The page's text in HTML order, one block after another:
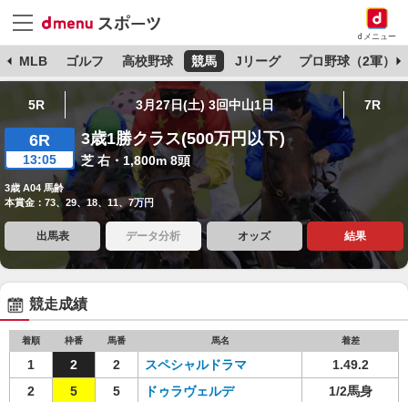
dメニュー
MLB ゴルフ 高校野球 競馬 Jリーグ プロ野球（2軍）
5R 3月27日(土) 3回中山1日 7R
6R
13:05
3歳1勝クラス(500万円以下)
芝 右・1,800m 8頭
3歳 A04 馬齢
本賞金：73、29、18、11、7万円
出馬表 データ分析 オッズ 結果
競走成績
着順 枠番 馬番 馬名 着差
1 2 2 スペシャルドラマ
1.49.2
2
5 5 ドゥラヴェルデ
1/2馬身